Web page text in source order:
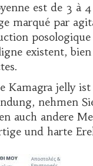
est de 3 à
marqué par
existent, bien
Kamagra jelly
nehmen
auch andere
und harte